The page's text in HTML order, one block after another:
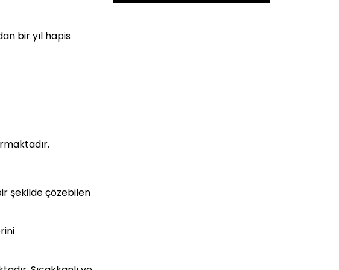
bir yıl hapis
şekilde çözebilen